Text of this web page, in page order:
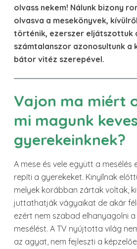
olvass nekem! Nálunk bizony
olvasva a mesekönyvek,
történik, ezerszer eljátszottuk
számtalanszor azonosultunk a
bátor vitéz szerepével.
Vajon ma miért
mi magunk
gyerekeinknek?
A mese és vele együtt a mesélés
repíti a gyerekeket. Kinyílnak
melyek korábban zártak voltak,
juttathatják vágyaikat de akár
ezért nem szabad elhanyagolni
mesélést. A TV nyújtotta világ
az agyat, nem fejleszti a